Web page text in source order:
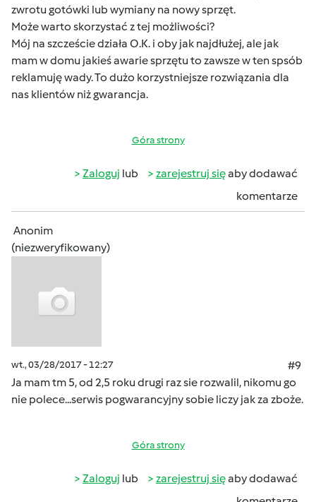
zwrotu gotówki lub wymiany na nowy sprzęt.
Może warto skorzystać z tej możliwości?
Mój na szczeście działa O.K. i oby jak najdłużej, ale jak
mam w domu jakieś awarie sprzętu to zawsze w ten spsób
reklamuję wady. To dużo korzystniejsze rozwiązania dla
nas klientów niż gwarancja.
Góra strony
Zaloguj lub zarejestruj sięaby dodawać
komentarze
Anonim
(niezweryfikowany)
wt., 03/28/2017 - 12:27
#9
Ja mam tm 5, od 2,5 roku drugi raz sie rozwalil, nikomu go
nie polece...serwis pogwarancyjny sobie liczy jak za zboże.
Góra strony
Zaloguj lub zarejestruj sięaby dodawać